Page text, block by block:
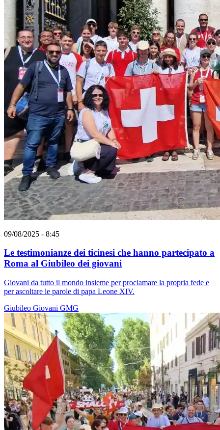
09/08/2025 - 8:45
Le testimonianze dei ticinesi che hanno partecipato a
Roma al Giubileo dei giovani
Giovani da tutto il mondo insieme per proclamare la propria fede e
per ascoltare le parole di papa Leone XIV.
Giubileo Giovani GMG